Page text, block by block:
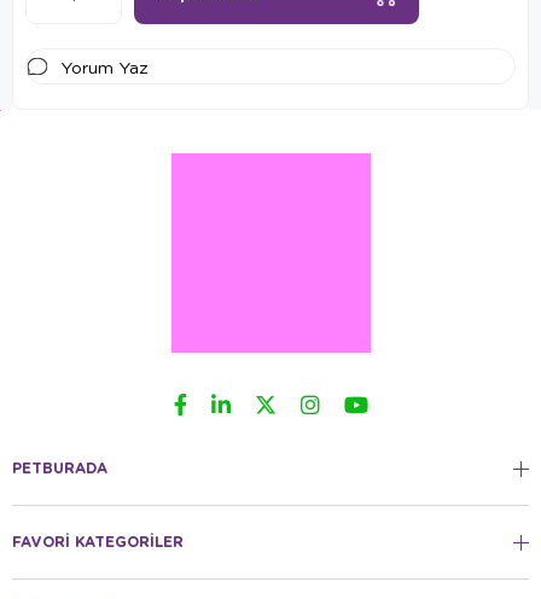
Yorum Yaz
PETBURADA
FAVORİ KATEGORİLER